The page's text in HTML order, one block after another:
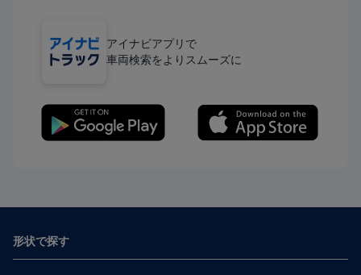
アイナビアプリで
車両検索をよりスムーズに
形状で探す